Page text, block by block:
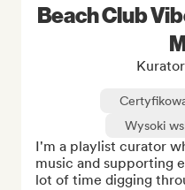
Beach Club
Wysoki
I'm a playlist curator
music and supporting
lot of time digging